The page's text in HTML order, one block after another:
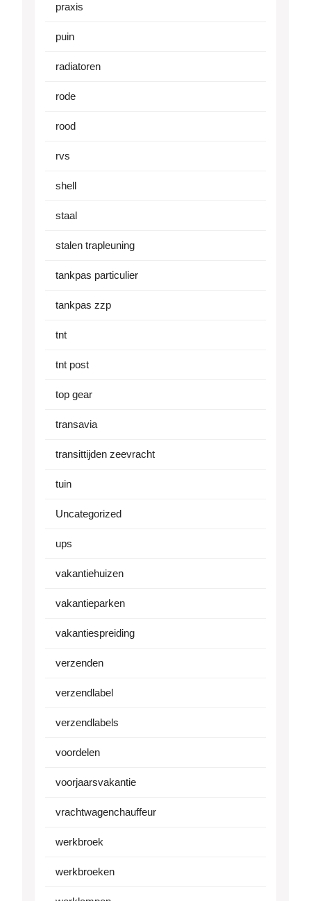
praxis
puin
radiatoren
rode
rood
rvs
shell
staal
stalen trapleuning
tankpas particulier
tankpas zzp
tnt
tnt post
top gear
transavia
transittijden zeevracht
tuin
Uncategorized
ups
vakantiehuizen
vakantieparken
vakantiespreiding
verzenden
verzendlabel
verzendlabels
voordelen
voorjaarsvakantie
vrachtwagenchauffeur
werkbroek
werkbroeken